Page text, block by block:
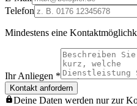
Telefon
Mindestens eine
Ihr Anliegen *
Kontakt anfordern
Deine Daten werden nur zur